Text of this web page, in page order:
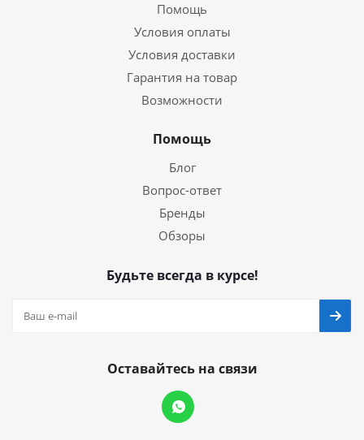
Помощь
Условия оплаты
Условия доставки
Гарантия на товар
Возможности
Помощь
Блог
Вопрос-ответ
Бренды
Обзоры
Будьте всегда в курсе!
Оставайтесь на связи